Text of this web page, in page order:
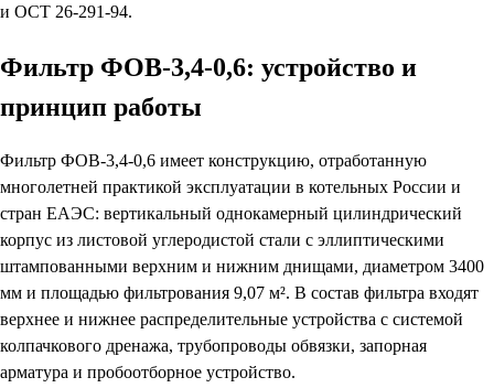
и ОСТ 26-291-94.
Фильтр ФОВ-3,4-0,6: устройство и
принцип работы
Фильтр ФОВ-3,4-0,6 имеет конструкцию, отработанную
многолетней практикой эксплуатации в котельных России и
стран ЕАЭС: вертикальный однокамерный цилиндрический
корпус из листовой углеродистой стали с эллиптическими
штампованными верхним и нижним днищами, диаметром 3400
мм и площадью фильтрования 9,07 м². В состав фильтра входят
верхнее и нижнее распределительные устройства с системой
колпачкового дренажа, трубопроводы обвязки, запорная
арматура и пробоотборное устройство.